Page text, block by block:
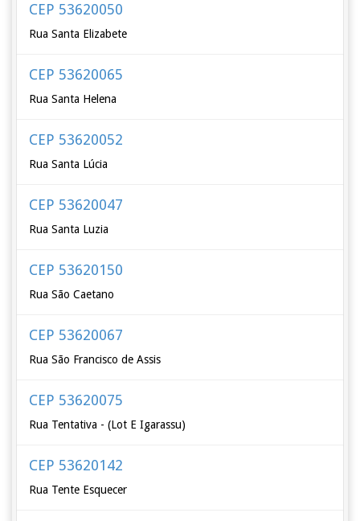
CEP 53620050
Rua Santa Elizabete
CEP 53620065
Rua Santa Helena
CEP 53620052
Rua Santa Lúcia
CEP 53620047
Rua Santa Luzia
CEP 53620150
Rua São Caetano
CEP 53620067
Rua São Francisco de Assis
CEP 53620075
Rua Tentativa - (Lot E Igarassu)
CEP 53620142
Rua Tente Esquecer